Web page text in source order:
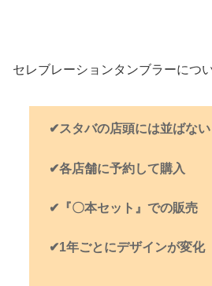
セレブレーションタンブラーにつ
✔スタバの店頭には並ばない
✔各店舗に予約して購入
✔『〇本セット』での販売
✔1年ごとにデザインが変化